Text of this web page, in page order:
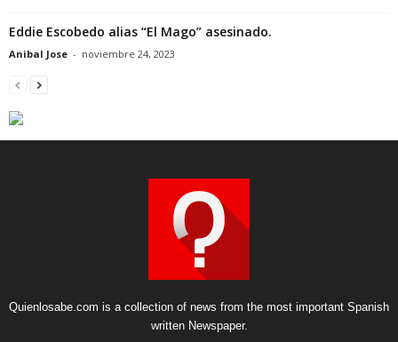
Eddie Escobedo alias “El Mago” asesinado.
Anibal Jose - noviembre 24, 2023
Quienlosabe.com is a collection of news from the most important Spanish
written Newspaper.